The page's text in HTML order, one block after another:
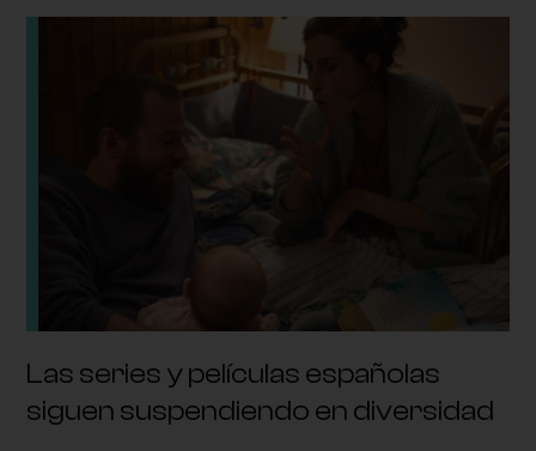
Las series y películas españolas
siguen suspendiendo en diversidad